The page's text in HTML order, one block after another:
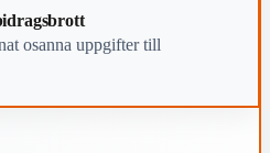
osanna uppgifter till